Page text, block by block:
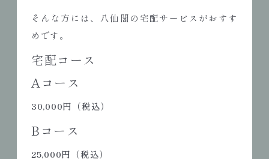
そんな方には、八仙閣の宅配サービスがおすす
めです。
宅配コース
Aコース
30,000円（税込）
Bコース
25,000円（税込）